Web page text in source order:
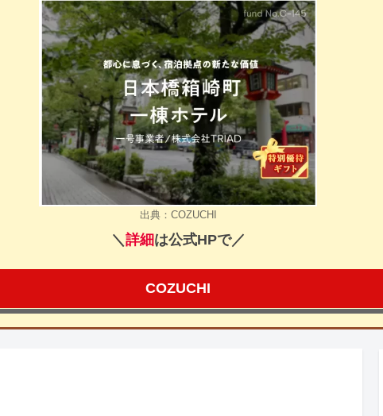
出典：COZUCHI
＼ 詳細は公式HPで／
COZUCHI